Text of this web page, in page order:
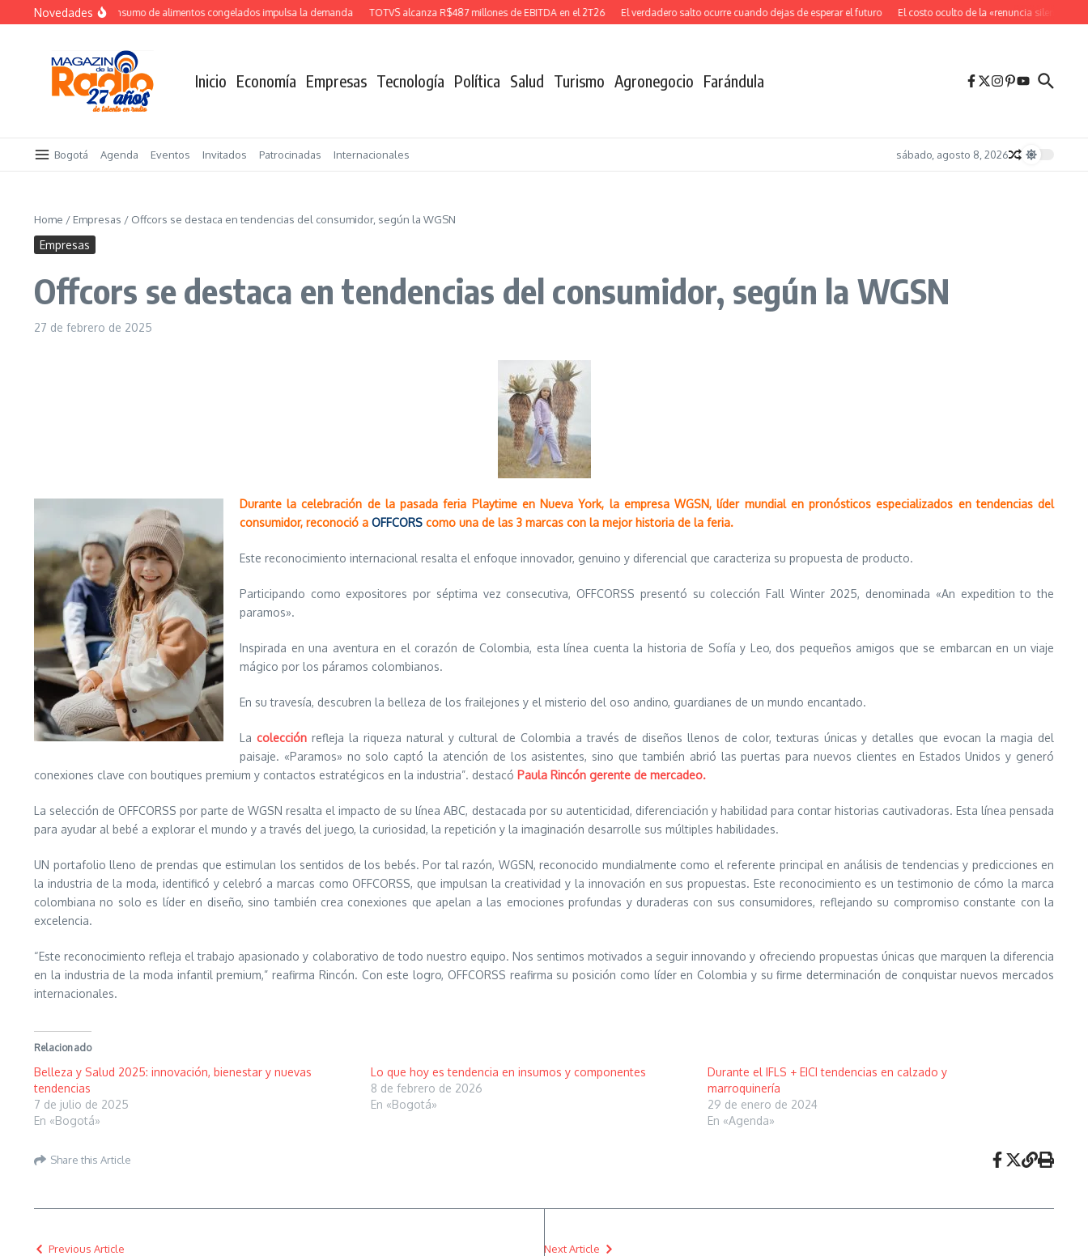
Saltar al contenido
Novedades
Crecimiento del consumo de alimentos congelados impulsa la demanda TOTVS alcanza R$487 millones de EBITDA en el 2T26 El verdadero salto ocurre cuando dejas de esperar el futuro El costo oculto de la «renuncia silenciosa»
Inicio Economía Empresas Tecnología Política Salud Turismo Agronegocio Farándula
Bogotá Agenda Eventos Invitados Patrocinadas Internacionales sábado, agosto 8, 2026
Home / Empresas / Offcors se destaca en tendencias del consumidor, según la WGSN
Empresas
Offcors se destaca en tendencias del consumidor, según la WGSN
27 de febrero de 2025
Durante la celebración de la pasada feria Playtime en Nueva York, la empresa WGSN, líder mundial en pronósticos especializados en tendencias del
consumidor, reconoció a OFFCORS como una de las 3 marcas con la mejor historia de la feria.
Este reconocimiento internacional resalta el enfoque innovador, genuino y diferencial que caracteriza su propuesta de producto.
Participando como expositores por séptima vez consecutiva, OFFCORSS presentó su colección Fall Winter 2025, denominada «An expedition to the
paramos».
Inspirada en una aventura en el corazón de Colombia, esta línea cuenta la historia de Sofía y Leo, dos pequeños amigos que se embarcan en un viaje
mágico por los páramos colombianos.
En su travesía, descubren la belleza de los frailejones y el misterio del oso andino, guardianes de un mundo encantado.
La colecciónrefleja la riqueza natural y cultural de Colombia a través de diseños llenos de color, texturas únicas y detalles que evocan la magia del
paisaje. «Paramos» no solo captó la atención de los asistentes, sino que también abrió las puertas para nuevos clientes en Estados Unidos y generó
conexiones clave con boutiques premium y contactos estratégicos en la industria”. destacó Paula Rincón gerente de mercadeo.
La selección de OFFCORSS por parte de WGSN resalta el impacto de su línea ABC, destacada por su autenticidad, diferenciación y habilidad para contar historias cautivadoras. Esta línea pensada
para ayudar al bebé a explorar el mundo y a través del juego, la curiosidad, la repetición y la imaginación desarrolle sus múltiples habilidades.
UN portafolio lleno de prendas que estimulan los sentidos de los bebés. Por tal razón, WGSN, reconocido mundialmente como el referente principal en análisis de tendencias y predicciones en
la industria de la moda, identificó y celebró a marcas como OFFCORSS, que impulsan la creatividad y la innovación en sus propuestas. Este reconocimiento es un testimonio de cómo la marca
colombiana no solo es líder en diseño, sino también crea conexiones que apelan a las emociones profundas y duraderas con sus consumidores, reflejando su compromiso constante con la
excelencia.
“Este reconocimiento refleja el trabajo apasionado y colaborativo de todo nuestro equipo. Nos sentimos motivados a seguir innovando y ofreciendo propuestas únicas que marquen la diferencia
en la industria de la moda infantil premium,” reafirma Rincón. Con este logro, OFFCORSS reafirma su posición como líder en Colombia y su firme determinación de conquistar nuevos mercados
internacionales.
Relacionado
Belleza y Salud 2025: innovación, bienestar y nuevas
tendencias
7 de julio de 2025
En «Bogotá»
Lo que hoy es tendencia en insumos y componentes
8 de febrero de 2026
En «Bogotá»
Durante el IFLS + EICI tendencias en calzado y
marroquinería
29 de enero de 2024
En «Agenda»
Share this Article
Previous Article Next Article